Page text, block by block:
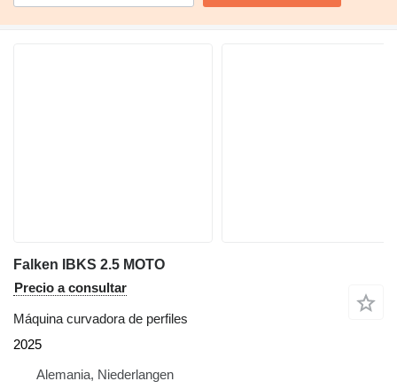
Falken IBKS 2.5 MOTO
Precio a consultar
Máquina curvadora de perfiles
2025
Alemania, Niederlangen